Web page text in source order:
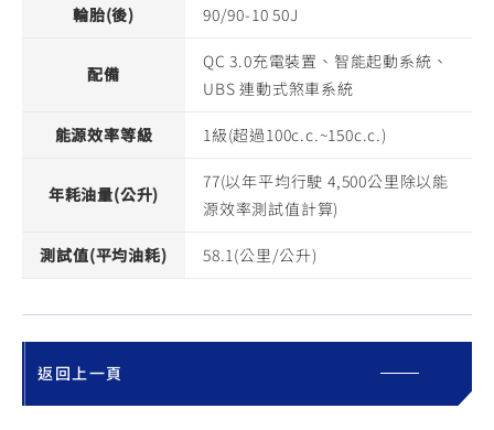
輪胎(後) 90/90-10 50J
配備
QC 3.0充電裝置、智能起動系統、
UBS 連動式煞車系統
能源效率等級 1級(超過100c.c.~150c.c.)
年耗油量(公升)
77(以年平均行駛 4,500公里除以能
源效率測試值計算)
測試值(平均油耗) 58.1(公里/公升)
返回上一頁